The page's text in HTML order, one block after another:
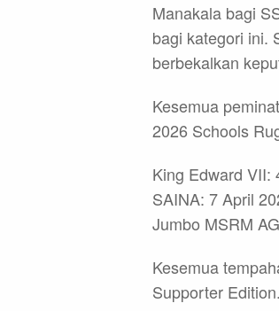
Manakala bagi
bagi kategori ini.
berbekalkan
Kesemua
2026 Schools
King Edward VII:
SAINA: 7 April
Jumbo MSRM
Kesemua
Supporter Edition.